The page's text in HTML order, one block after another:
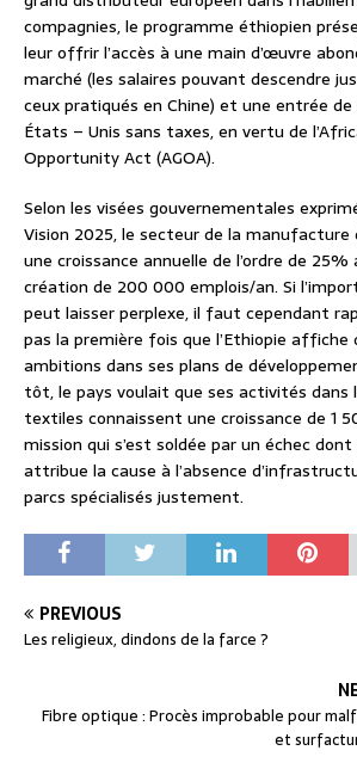
compagnies, le programme éthiopien
leur offrir l’accès à une main d’œuvre
marché (les salaires pouvant descendre
ceux pratiqués en Chine) et une entrée
États – Unis sans taxes, en vertu de
Opportunity Act (AGOA).
Selon les visées gouvernementales
Vision 2025, le secteur de la
une croissance annuelle de l’ordre de 25%
création de 200 000 emplois/an. Si
peut laisser perplexe, il faut cependant
pas la première fois que l’Ethiopie affiche
ambitions dans ses plans de
tôt, le pays voulait que ses activités dans
textiles connaissent une croissance de 1
mission qui s’est soldée par un échec
attribue la cause à l’absence
parcs spécialisés justement.
PREVIOUS
Les religieux, dindons de la farce ?
Fibre optique : Procès improbable pour
et